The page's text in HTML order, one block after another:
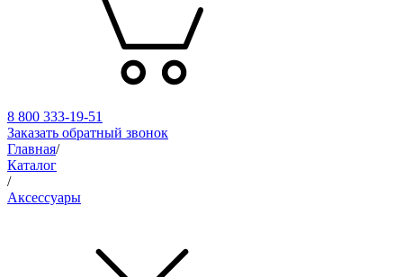
8 800 333-19-51
Заказать обратный звонок
Главная/
Каталог
/
Аксессуары